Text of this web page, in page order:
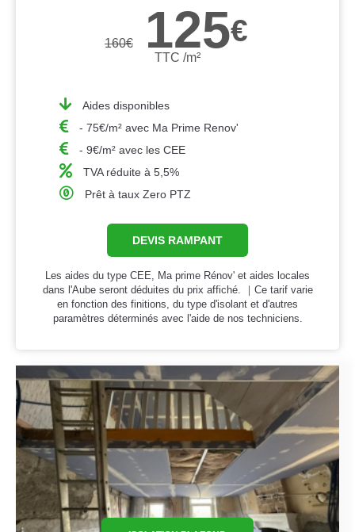
160€ 125€
TTC /m²
Aides disponibles
- 75€/m² avec Ma Prime Renov'
- 9€/m² avec les CEE
TVA réduite à 5,5%
Prêt à taux Zero PTZ
DEVIS RAMPANT
Les aides du type CEE, Ma prime Rénov' et aides locales
dans l'Aube seront déduites du prix affiché. ｜Ce tarif varie
en fonction des finitions, du type d'isolant et d'autres
paramètres déterminés avec l'aide de nos techniciens.